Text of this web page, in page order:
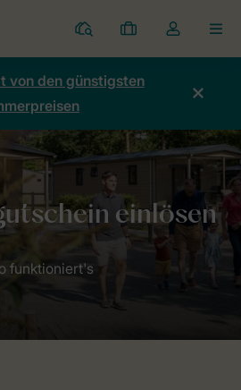
Ferienparks
Meine
Buchungen
Dropdown-
Menü
Kontos
von den günstigsten
bestellen Ich habe einen